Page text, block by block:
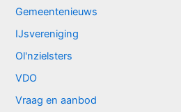
Gemeentenieuws
IJsvereniging
Ol'nzielsters
VDO
Vraag en aanbod